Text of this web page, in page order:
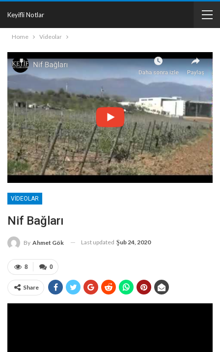
Keyifli Notlar
Home Videolar
VIDEOLAR
Nif Bağları
By Ahmet Gök Last updated Şub 24, 2020
0
8
Share